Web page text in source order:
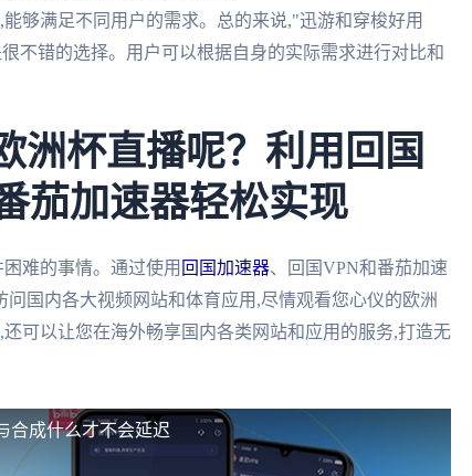
够满足不同用户的需求。总的来说,"迅游和穿梭好用
不错的选择。用户可以根据自身的实际需求进行对比和
洲杯直播呢？利用回国
茄加速器轻松实现
难的事情。通过使用 回国加速器、回国VPN和番茄加速
国内各大视频网站和体育应用,尽情观看您心仪的欧洲
可以让您在海外畅享国内各类网站和应用的服务,打造无
合成什么才不会延迟